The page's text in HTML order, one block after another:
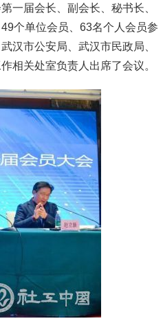
一届会长、副会长、秘书长、
个单位会员、63名个人会员参
汉市公安局、武汉市民政局、
相关处室负责人出席了会议。